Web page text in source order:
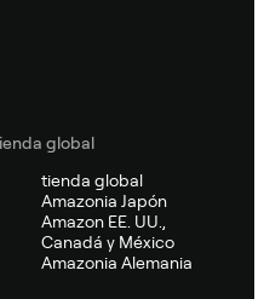
global
tienda global
Amazonia Japón
Amazon EE. UU.,
Canadá y México
Amazonia Alemania